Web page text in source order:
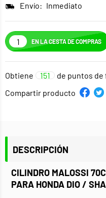
Envío: Inmediato
EN LA CESTA DE COMPRAS
Obtiene 151
de puntos de
Compartir producto
DESCRIPCIÓN
CILINDRO MALOSSI
PARA HONDA DIO /